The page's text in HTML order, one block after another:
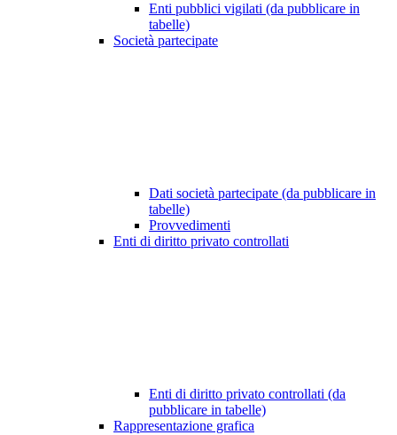
Enti pubblici vigilati (da pubblicare in
tabelle)
Società partecipate
Dati società partecipate (da pubblicare in
tabelle)
Provvedimenti
Enti di diritto privato controllati
Enti di diritto privato controllati (da
pubblicare in tabelle)
Rappresentazione grafica